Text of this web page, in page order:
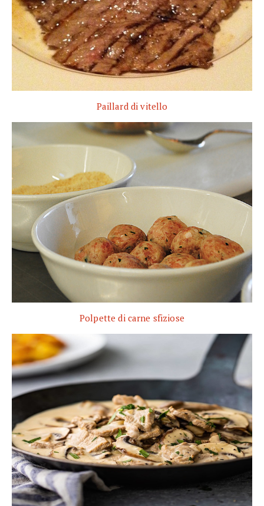
Paillard di vitello
Polpette di carne sfiziose